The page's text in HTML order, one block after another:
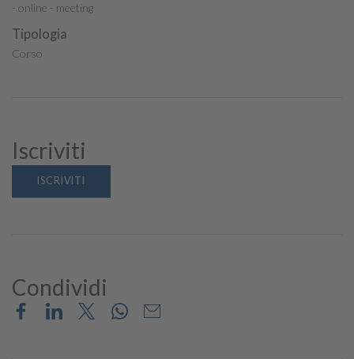
- online - meeting
Tipologia
Corso
Iscriviti
ISCRIVITI
Condividi